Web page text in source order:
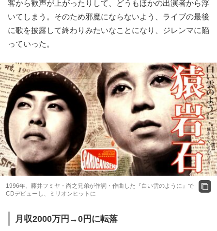
客から歓声が上がったりして、どうもほかの出演者から浮
いてしまう。そのため邪魔にならないよう、ライブの最後
に歌を披露して終わりみたいなことになり、ジレンマに陥
っていった。
1996年、藤井フミヤ・尚之兄弟が作詞・作曲した『白い雲のように』で
CDデビューし、ミリオンヒットに
月収2000万円→0円に転落